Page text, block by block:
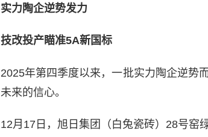
实力陶企逆势发力
技改投产瞄准5A新国标
2025年第四季度以来，一批实力陶企逆势
未来的信心。
12月17日，旭日集团（白兔瓷砖）28号窑